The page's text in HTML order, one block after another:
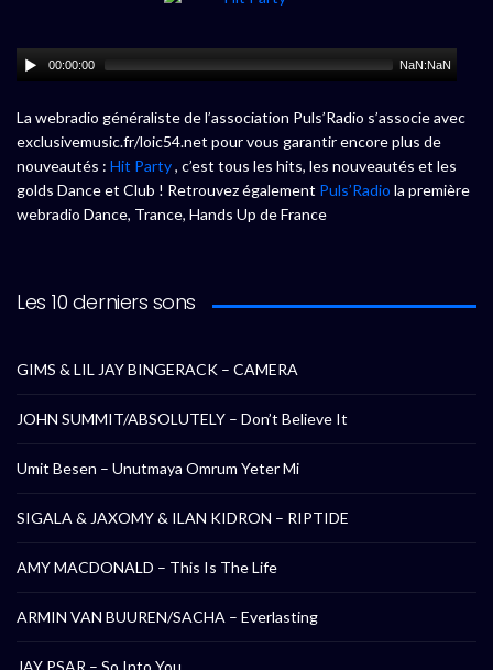
00:00:00 NaN:NaN
La webradio généraliste de l’association Puls’Radio s’associe avec
exclusivemusic.fr/loic54.net pour vous garantir encore plus de
nouveautés : Hit Party, c’est tous les hits, les nouveautés et les
golds Dance et Club ! Retrouvez également Puls’Radio la première
webradio Dance, Trance, Hands Up de France
Les 10 derniers sons
GIMS & LIL JAY BINGERACK – CAMERA
JOHN SUMMIT/ABSOLUTELY – Don’t Believe It
Umit Besen – Unutmaya Omrum Yeter Mi
SIGALA & JAXOMY & ILAN KIDRON – RIPTIDE
AMY MACDONALD – This Is The Life
ARMIN VAN BUUREN/SACHA – Everlasting